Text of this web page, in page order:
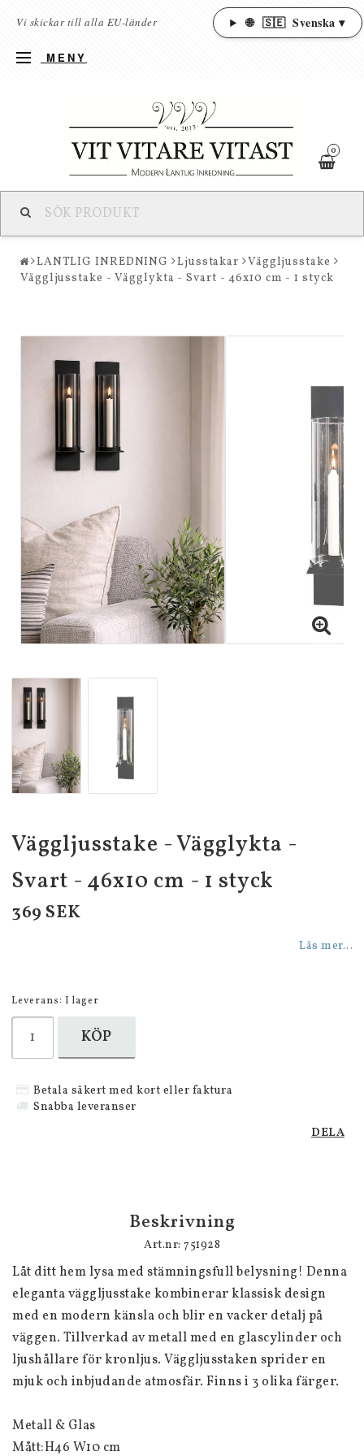
Vi skickar till alla EU-länder 🌐 🇸🇪 Svenska ▾
MENY
0
LANTLIG INREDNING Ljusstakar
Väggljusstake
Väggljusstake - Vägglykta - Svart - 46x10 cm - 1 styck
Väggljusstake - Vägglykta -
Svart - 46x10 cm - 1 styck
369 SEK
Läs mer...
Leverans: I lager
KÖP
Betala säkert med kort eller faktura
Snabba leveranser
DELA
Beskrivning
Art.nr: 751928
Låt ditt hem lysa med stämningsfull belysning! Denna
eleganta väggljusstake kombinerar klassisk design
med en modern känsla och blir en vacker detalj på
väggen. Tillverkad av metall med en glascylinder och
ljushållare för kronljus. Väggljusstaken sprider en
mjuk och inbjudande atmosfär. Finns i 3 olika färger.
Metall & Glas
Mått:H46 W10 cm